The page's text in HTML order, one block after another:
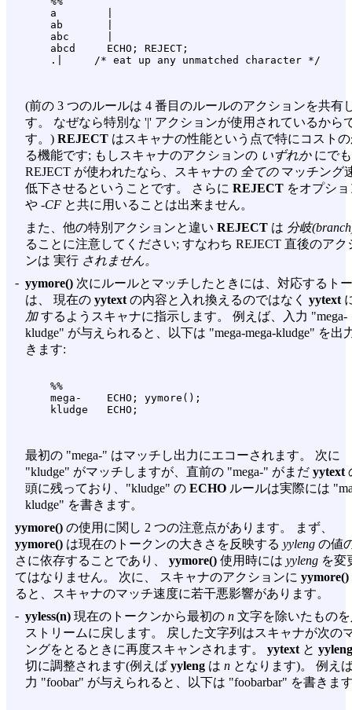
    a        |
    ab       |
    abc      |
    abcd     ECHO; REJECT;
(前の 3 つのルールは 4 番目のルールのアクションを共有
す。 なぜなら特別な '|' アクションが使用されているから
す。) REJECT はスキャナの性能という点で特にコスト
る機能です; もしスキャナのアクションの いずれかにでも
REJECT が使われたなら、スキャナの 全てのマッチング
低下させるということです。 さらに REJECT をオプシ
や -CF と共に用いることは出来ません。
また、他の特別アクションと違い REJECT は 分岐
ることに注意してください; すなわち REJECT 直後のアク
ンは 実行 されません。
- yymore() 次にルールとマッチしたときには、対応するト
は、 現在の yytext の内容と入れ換えるのではなく yytext
加するようスキャナに指示します。 例えば、入力 "mega-
kludge" が与えられると、以下は "mega-mega-kludge" を出
きます:
    %%
    mega-    ECHO; yymore();
最初の "mega-" はマッチし出力にエコーされます。 次に
"kludge" がマッチしますが、直前の "mega-" がまだ yytext
頭に残っており、"kludge" の ECHO ルールは実際には
kludge" を書きます。
yymore() の使用に関し 2 つの注意点があります。 まず、
yymore() は現在のトークンの大きさを反映する yyleng の値
さに依存することであり、 yymore() 使用時には yyleng を変
てはなりません。 次に、 スキャナのアクションに yymore()
ると、スキャナのマッチ速度に若干悪影響があります。
- yyless(n) 現在のトークンから最初の n 文字を除いたもの
ストリームに戻します。 戻した文字列はスキャナが次の
ングをとるときに再度スキャンされます。 yytext と yyleng
切に調整されます(例えば yyleng は n となります)。 例え
力 "foobar" が与えられると、以下は "foobarbar" を書きま